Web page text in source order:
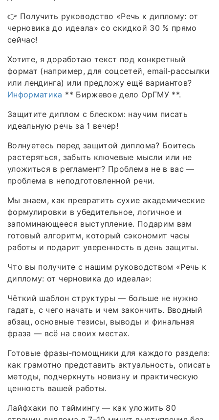
👉 Получить руководство «Речь к диплому: от
черновика до идеала» со скидкой 30 % прямо
сейчас!
Хотите, я доработаю текст под конкретный
формат (например, для соцсетей, email‑рассылки
или лендинга) или предложу ещё вариантов?
Информатика ** Биржевое дело ОрГМУ **.
Защитите диплом с блеском: научим писать
идеальную речь за 1 вечер!
Волнуетесь перед защитой диплома? Боитесь
растеряться, забыть ключевые мысли или не
уложиться в регламент? Проблема не в вас —
проблема в неподготовленной речи.
Мы знаем, как превратить сухие академические
формулировки в убедительное, логичное и
запоминающееся выступление. Подарим вам
готовый алгоритм, который сэкономит часы
работы и подарит уверенность в день защиты.
Что вы получите с нашим руководством «Речь к
диплому: от черновика до идеала»:
Чёткий шаблон структуры — больше не нужно
гадать, с чего начать и чем закончить. Вводный
абзац, основные тезисы, выводы и финальная
фраза — всё на своих местах.
Готовые фразы‑помощники для каждого раздела:
как грамотно представить актуальность, описать
методы, подчеркнуть новизну и практическую
ценность вашей работы.
Лайфхаки по таймингу — как уложить 80